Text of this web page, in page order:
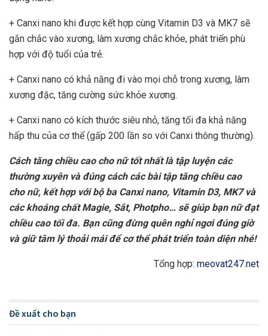
+ Canxi nano khi được kết hợp cùng Vitamin D3 và MK7 sẽ
gắn chắc vào xương, làm xương chắc khỏe, phát triển phù
hợp với độ tuổi của trẻ.
+ Canxi nano có khả năng đi vào mọi chỗ trong xương, làm
xương đặc, tăng cường sức khỏe xương.
+ Canxi nano có kích thước siêu nhỏ, tăng tối đa khả năng
hấp thu của cơ thể (gấp 200 lần so với Canxi thông thường).
Cách tăng chiều cao cho nữ tốt nhất là tập luyện các
thường xuyên và đúng cách các bài tập tăng chiều cao
cho nữ, kết hợp với bộ ba Canxi nano, Vitamin D3, MK7 và
các khoáng chất Magie, Sắt, Photpho… sẽ giúp bạn nữ đạt
chiều cao tối đa. Bạn cũng đừng quên nghỉ ngơi đúng giờ
và giữ tâm lý thoải mái để cơ thể phát triển toàn diện nhé!
Tổng hợp: meovat247.net
Đề xuất cho bạn